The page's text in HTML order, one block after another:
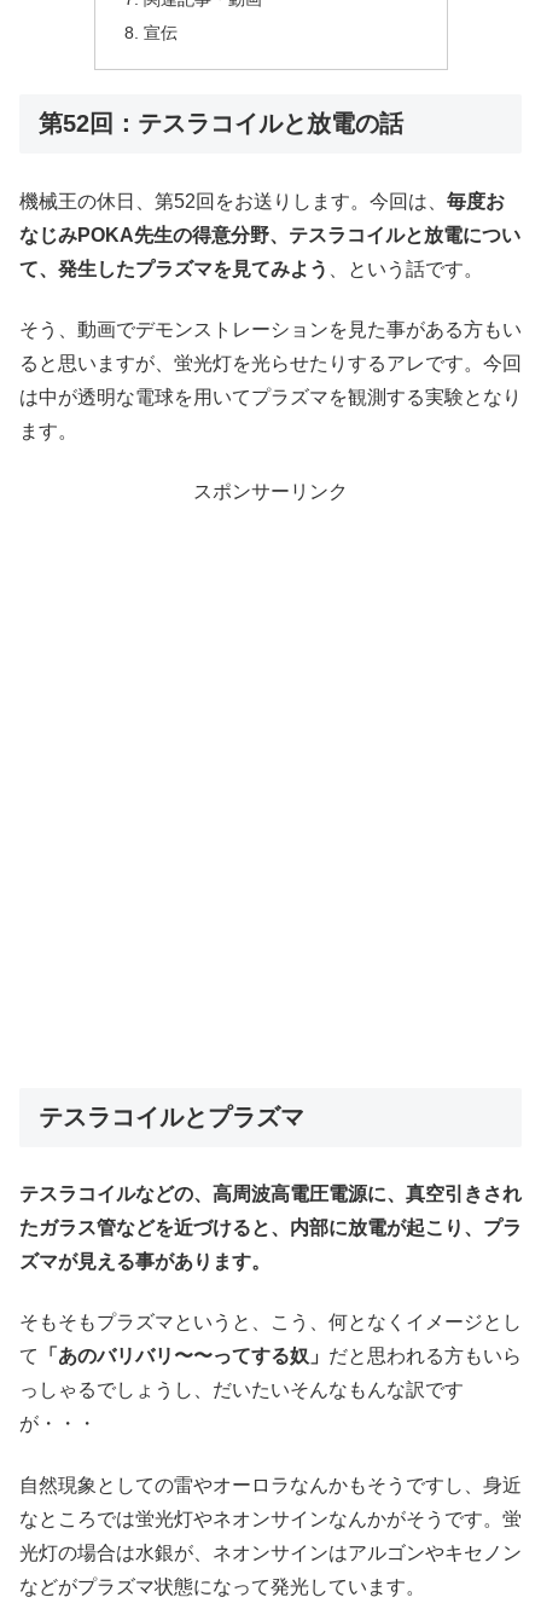
宣伝
第52回：テスラコイルと放電の話
機械王の休日、第52回をお送りします。今回は、 毎度お
なじみPOKA先生の得意分野、テスラコイルと放電につい
て、発生したプラズマを見てみよう
、という話です。
そう、動画でデモンストレーションを見た事がある方もい
ると思いますが、蛍光灯を光らせたりするアレです。今回
は中が透明な電球を用いてプラズマを観測する実験となり
ます。
スポンサーリンク
テスラコイルとプラズマ
テスラコイルなどの、高周波高電圧電源に、真空引きされ
たガラス管などを近づけると、内部に放電が起こり、プラ
ズマが見える事があります。
そもそもプラズマというと、こう、何となくイメージとし
て
「あのバリバリ〜〜ってする奴」 だと思われる方もいら
っしゃるでしょうし、だいたいそんなもんな訳です
が・・・
自然現象としての雷やオーロラなんかもそうですし、身近
なところでは蛍光灯やネオンサインなんかがそうです。蛍
光灯の場合は水銀が、ネオンサインはアルゴンやキセノン
などがプラズマ状態になって発光しています。